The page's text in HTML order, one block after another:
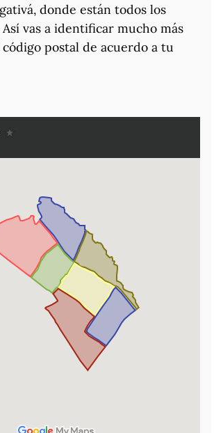
donde están todos los
vas a identificar mucho más
postal de acuerdo a tu